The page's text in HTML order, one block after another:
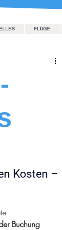
FLÜGE
Kosten –
Buchung